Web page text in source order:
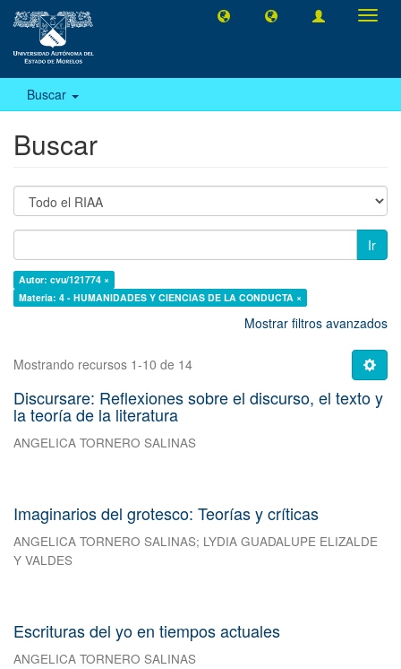
Buscar
Buscar
Ir
Autor: cvu/121774 ×
Materia: 4 - HUMANIDADES Y CIENCIAS DE LA CONDUCTA ×
Mostrar filtros avanzados
Mostrando recursos 1-10 de 14
Discursare: Reflexiones sobre el discurso, el texto y
la teoría de la literatura
ANGELICA TORNERO SALINAS
Imaginarios del grotesco: Teorías y críticas
ANGELICA TORNERO SALINAS; LYDIA GUADALUPE ELIZALDE
Y VALDES
Escrituras del yo en tiempos actuales
ANGELICA TORNERO SALINAS